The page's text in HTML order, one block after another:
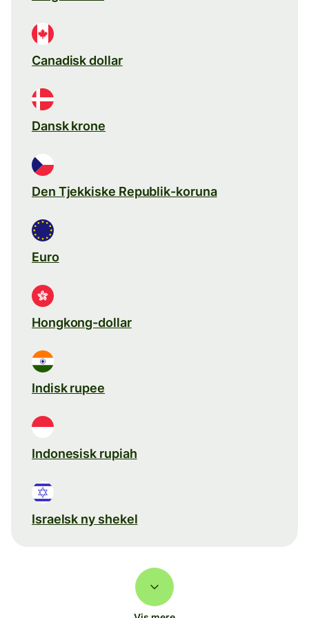
Canadisk dollar
Dansk krone
Den Tjekkiske Republik-koruna
Euro
Hongkong-dollar
Indisk rupee
Indonesisk rupiah
Israelsk ny shekel